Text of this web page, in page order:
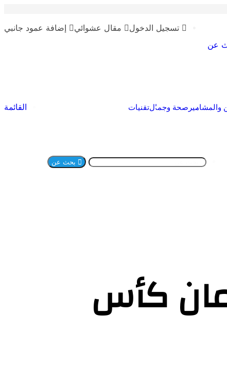
إضافة عمود جانبي مقال عشوائي
تسجيل الدخول
عن
القائمة والمشاهير صحة وجمالتقنيات
بحث عن
كأس